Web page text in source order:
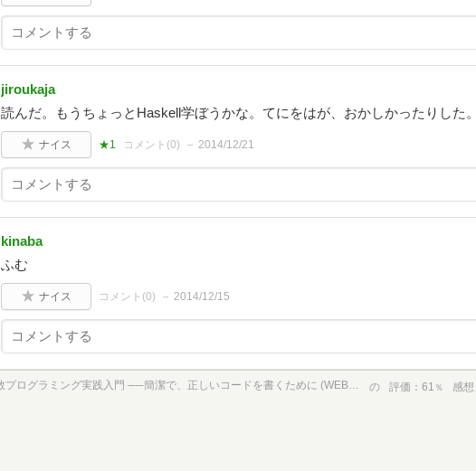
jiroukaja
読んだ。もうちょっとHaskell学ぼうかな。てにをはが、おかしかったりした。
ナイス ★1 コメント(0) 2014/12/21
kinaba
ふむ
ナイス コメント(0) 2014/12/15
関数プログラミング実践入門 ──簡潔で、正しいコードを書くために (WEB+DB PRESS plus) の 評価 61 ％ 感